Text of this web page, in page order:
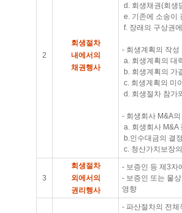
2
회생절차
내에서의
채권행사
d. 회생채권(회생
e. 기존에 소송이
f. 장래의 구상권
- 회생계획의 작성
a. 회생계획의 대
b. 회생계획의 가
c. 회생계획의 미
d. 회생절차 참가
- 회생회사 M&A
a. 회생회사 M&A
b.인수대금의 결
c. 청산가치보장
3
회생절차
외에서의
권리행사
- 보증인 등 제3자
- 보증인 또는 물
영향
- 파산절차의 전체